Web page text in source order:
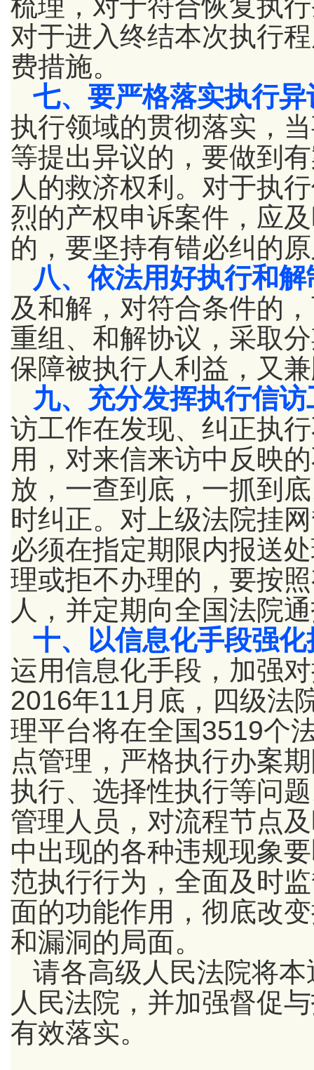
对于进入终结本次执行
费措施。
七、要严格落实执行异
执行领域的贯彻落实，
等提出异议的，要做到
人的救济权利。对于执
烈的产权申诉案件，应
的，要坚持有错必纠的
八、依法用好执行和
及和解，对符合条件的
重组、和解协议，采取
保障被执行人利益，又
九、充分发挥执行信
访工作在发现、纠正执
用，对来信来访中反映
放，一查到底，一抓到
时纠正。对上级法院挂
必须在指定期限内报送
理或拒不办理的，要按
人，并定期向全国法院
十、以信息化手段强
运用信息化手段，加强
2016年11月底，四级法
理平台将在全国3519个
点管理，严格执行办案
执行、选择性执行等问
管理人员，对流程节点
中出现的各种违规现象
范执行行为，全面及时
面的功能作用，彻底改
和漏洞的局面。
请各高级人民法院将
人民法院，并加强督促
有效落实。